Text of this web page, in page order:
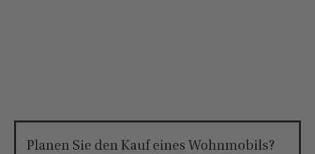
Planen Sie den Kauf eines Wohnmobils?